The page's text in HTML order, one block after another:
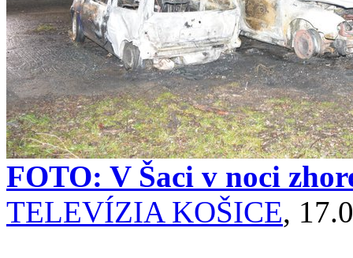
FOTO: V Šaci v noci
TELEVÍZIA KOŠICE,